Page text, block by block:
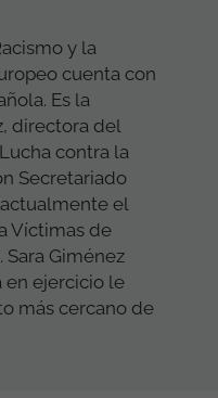
y la
cuenta con
Es la
directora del
contra la
Secretariado
el
Víctimas de
Sara Giménez
en ejercicio le
más cercano de